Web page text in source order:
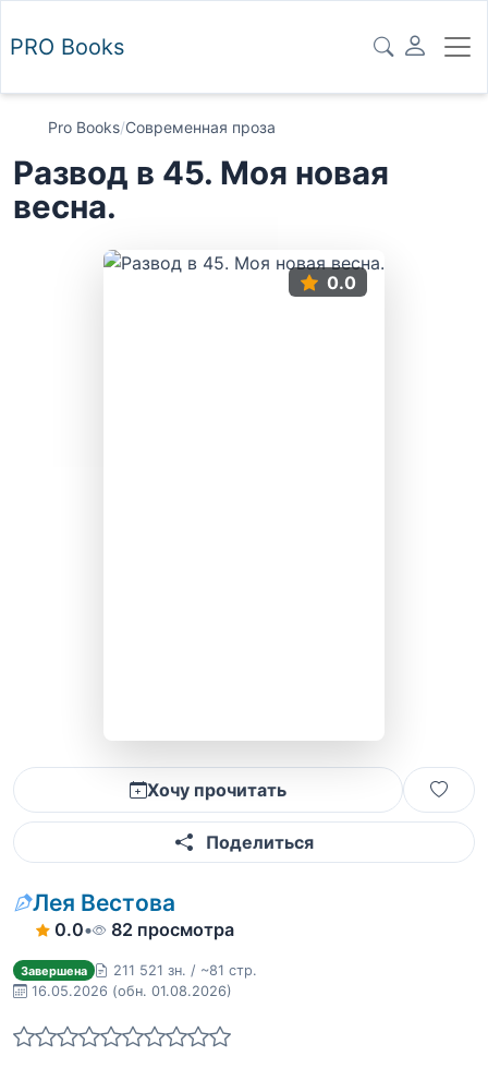
PRO Books
Pro Books/Современная проза
Развод в 45. Моя новая
весна.
0.0
Хочу прочитать
Поделиться
Лея Вестова
0.0• 82 просмотра
Завершена
211 521 зн. / ~81 стр.
16.05.2026 (обн. 01.08.2026)